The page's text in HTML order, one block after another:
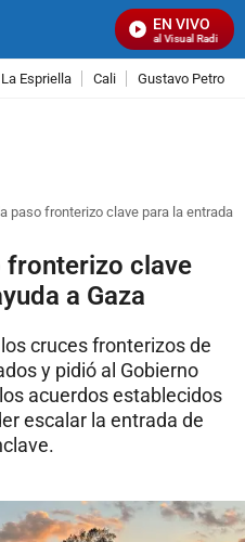
EN VIVO
Señal Visual Radio
Espriella Cali Gustavo Petro
paso fronterizo clave para la entrada
fronterizo clave
a Gaza
cruces fronterizos de
y pidió al Gobierno
acuerdos establecidos
escalar la entrada de